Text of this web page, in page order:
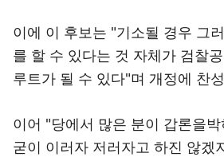
이에 이 후보는 "기소될 경우 그
를 할 수 있다는 것 자체가 검찰
루트가 될 수 있다"며 개정에 찬
이어 "당에서 많은 분이 갑론을
굳이 이러자 저러자고 하진 않겠